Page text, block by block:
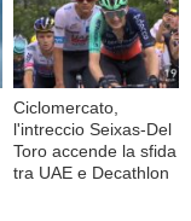
Ciclomercato,
l'intreccio Seixas-Del
Toro accende la sfida
tra UAE e Decathlon